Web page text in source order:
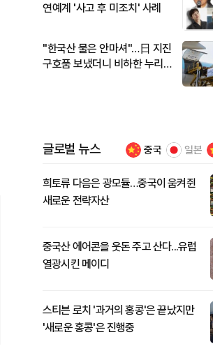
연예계 '사고 후 미조치' 사례
"한국산 물은 안마셔"…日 지진
구호품 보냈더니 비하한 누리
글로벌 뉴스 중국 일본
희토류 다음은 광모듈…중국이 움켜쥔
새로운 전략자산
중국산 에어콘을 웃돈 주고 산다...유럽
열광시킨 메이디
스티븐 로치 '과거의 홍콩'은 끝났지만
'새로운 홍콩'은 진행중